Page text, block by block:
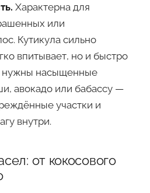
Характерна для
или
Кутикула сильно
впитывает, но и быстро
нужны насыщенные
авокадо или бабассу —
участки и
внутри.
от кокосового